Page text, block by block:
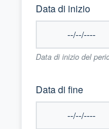
Data di inizio
Data di inizio del
Data di fine